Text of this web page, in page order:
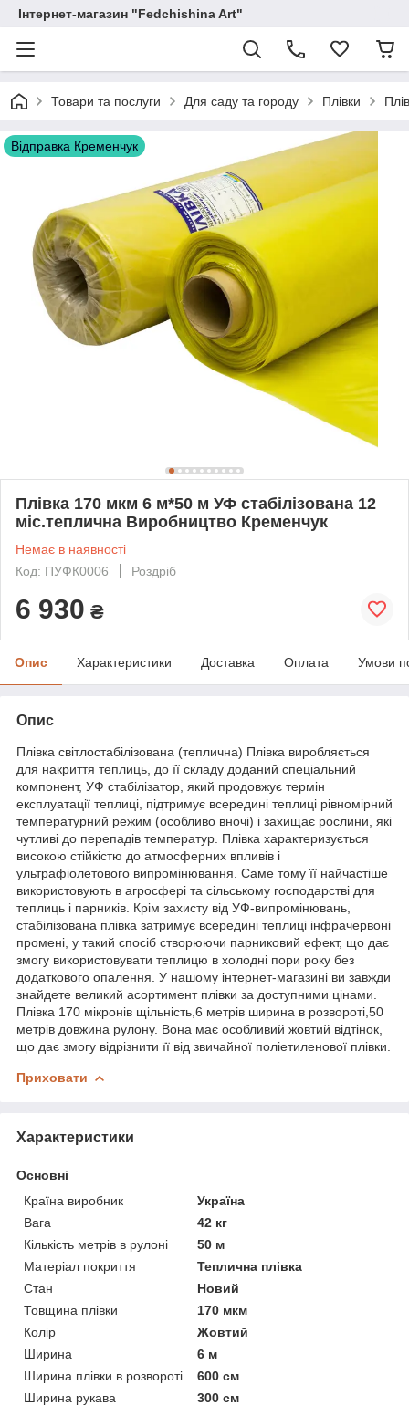
Інтернет-магазин "Fedchishina Art"
Товари та послуги Для саду та городу Плівки
Відправка Кременчук
Плівка 170 мкм 6 м*50 м УФ стабілізована 12
міс.теплична Виробництво Кременчук
Немає в наявності
Код: ПУФК0006
Роздріб
6 930 ₴
Опис Характеристики Доставка Оплата Умови
Опис
Плівка світлостабілізована (теплична) Плівка виробляється
для накриття теплиць, до її складу доданий спеціальний
компонент, УФ стабілізатор, який продовжує термін
експлуатації теплиці, підтримує всередині теплиці рівномірний
температурний режим (особливо вночі) і захищає рослини, які
чутливі до перепадів температур. Плівка характеризується
високою стійкістю до атмосферних впливів і
ультрафіолетового випромінювання. Саме тому її найчастіше
використовують в агросфері та сільському господарстві для
теплиць і парників. Крім захисту від УФ-випромінювань,
стабілізована плівка затримує всередині теплиці інфрачервоні
промені, у такий спосіб створюючи парниковий ефект, що дає
змогу використовувати теплицю в холодні пори року без
додаткового опалення. У нашому інтернет-магазині ви завжди
знайдете великий асортимент плівки за доступними цінами.
Плівка 170 мікронів щільність,6 метрів ширина в розвороті,50
метрів довжина рулону. Вона має особливий жовтий відтінок,
що дає змогу відрізнити її від звичайної поліетиленової плівки.
Приховати
Характеристики
Основні
Країна виробник
Україна
Вага
42 кг
Кількість метрів в рулоні
50 м
Матеріал покриття
Теплична плівка
Стан
Новий
Товщина плівки
170 мкм
Колір
Жовтий
Ширина
6 м
Ширина плівки в розвороті
600 см
Ширина рукава
300 см